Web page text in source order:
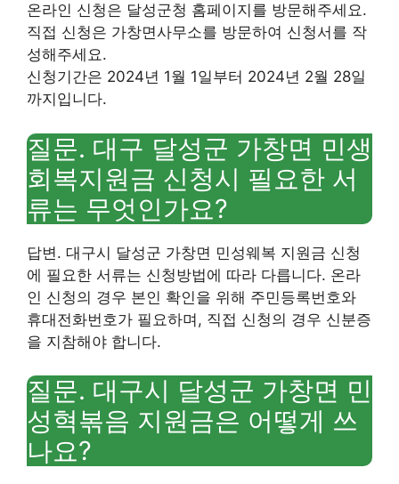
온라인 신청은 달성군청 홈페이지를 방문해주세요.
직접 신청은 가창면사무소를 방문하여 신청서를 작
성해주세요.
신청기간은 2024년 1월 1일부터 2024년 2월 28일
까지입니다.
질문. 대구 달성군 가창면 민생
회복지원금 신청시 필요한 서
류는 무엇인가요?
답변. 대구시 달성군 가창면 민성웨복 지원금 신청
에 필요한 서류는 신청방법에 따라 다릅니다. 온라
인 신청의 경우 본인 확인을 위해 주민등록번호와
휴대전화번호가 필요하며, 직접 신청의 경우 신분증
을 지참해야 합니다.
질문. 대구시 달성군 가창면 민
성혁볶음 지원금은 어떻게 쓰
나요?